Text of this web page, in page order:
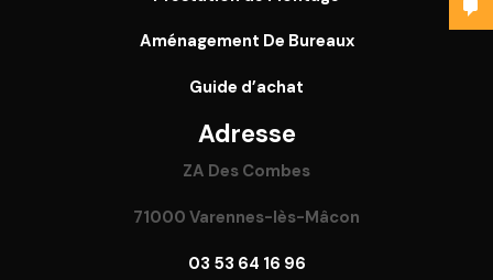
Aménagement De Bureaux
Guide d’achat
Adresse
ZA Des Combes
71000 Varennes-lès-Mâcon
03 53 64 16 96